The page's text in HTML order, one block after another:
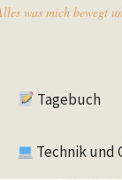
was mich bewegt
Tagebuch
Technik und